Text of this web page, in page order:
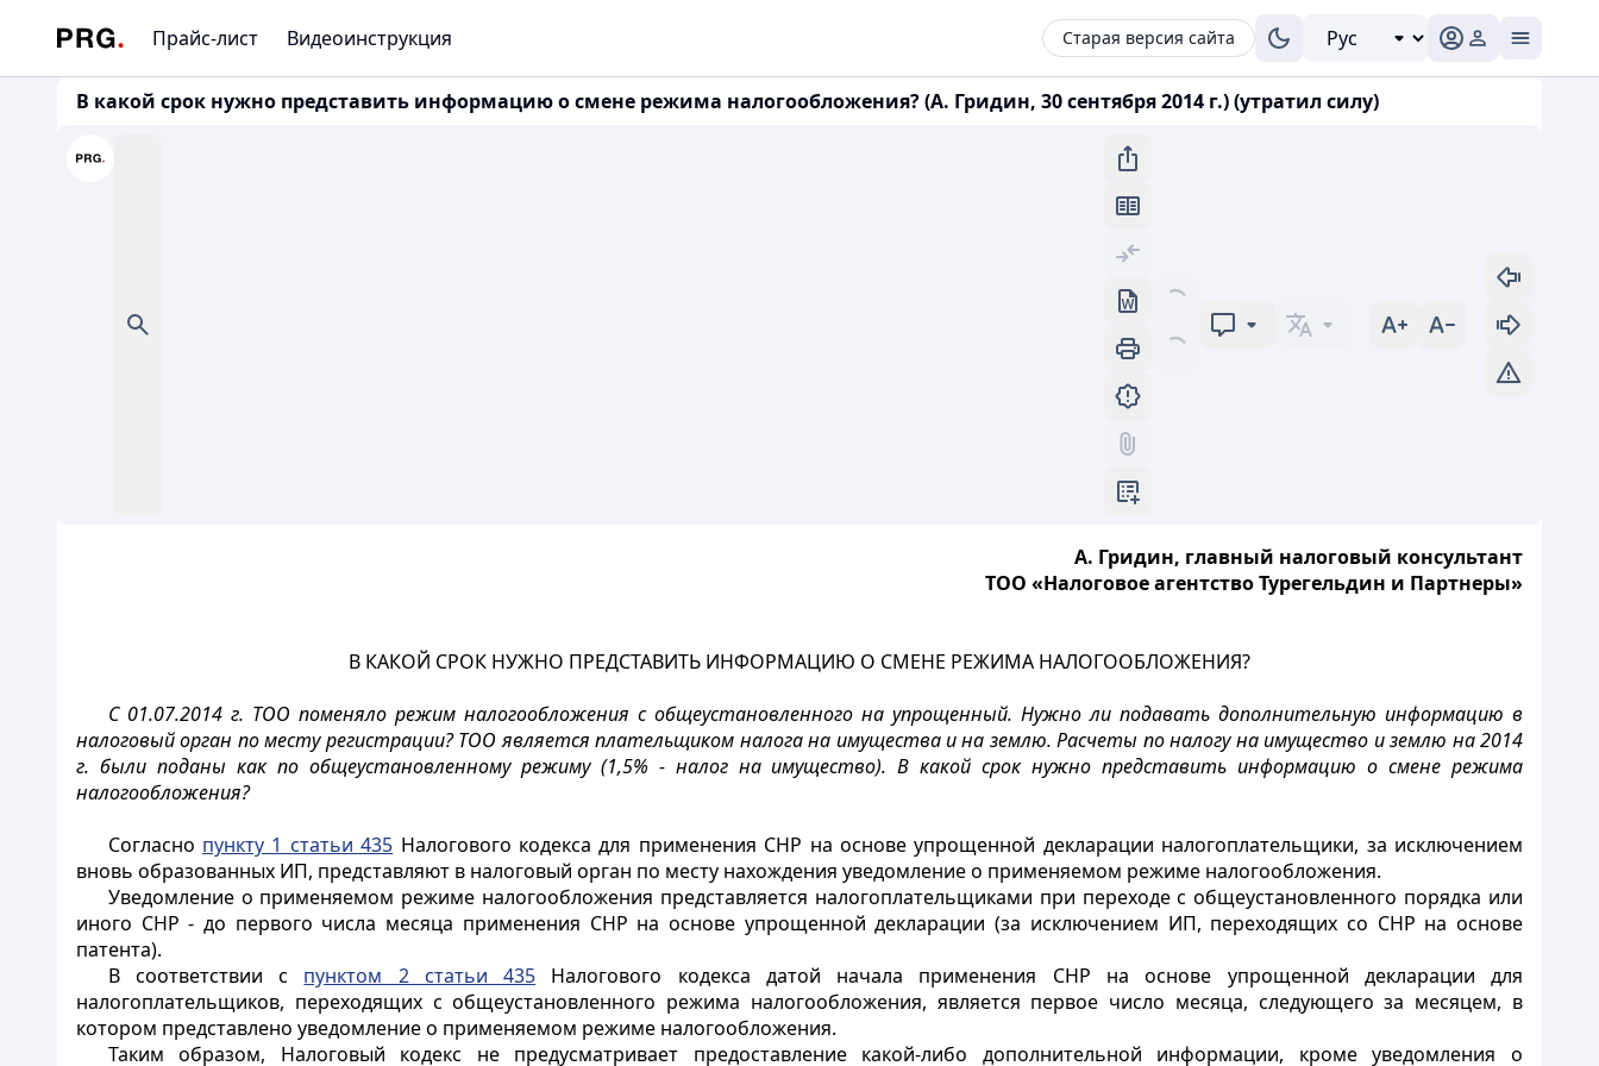
Прайс-лист Видеоинструкция Старая версия сайта
В какой срок нужно представить информацию о смене режима налогообложения? (А. Гридин, 30 сентября 2014 г.) (утратил силу)
А. Гридин, главный налоговый консультант
ТОО «Налоговое агентство Турегельдин и Партнеры»
В КАКОЙ СРОК НУЖНО ПРЕДСТАВИТЬ ИНФОРМАЦИЮ О СМЕНЕ РЕЖИМА НАЛОГООБЛОЖЕНИЯ?
С 01.07.2014 г. ТОО поменяло режим налогообложения с общеустановленного на упрощенный. Нужно ли подавать дополнительную информацию в
налоговый орган по месту регистрации? ТОО является плательщиком налога на имущества и на землю. Расчеты по налогу на имущество и землю на 2014
г. были поданы как по общеустановленному режиму (1,5% - налог на имущество). В какой срок нужно представить информацию о смене режима
налогообложения?
Согласно пункту 1 статьи 435 Налогового кодекса для применения СНР на основе упрощенной декларации налогоплательщики, за исключением
вновь образованных ИП, представляют в налоговый орган по месту нахождения уведомление о применяемом режиме налогообложения.
Уведомление о применяемом режиме налогообложения представляется налогоплательщиками при переходе с общеустановленного порядка или
иного СНР - до первого числа месяца применения СНР на основе упрощенной декларации (за исключением ИП, переходящих со СНР на основе
патента).
В соответствии с пунктом 2 статьи 435 Налогового кодекса датой начала применения СНР на основе упрощенной декларации для
налогоплательщиков, переходящих с общеустановленного режима налогообложения, является первое число месяца, следующего за месяцем, в
котором представлено уведомление о применяемом режиме налогообложения.
Таким образом, Налоговый кодекс не предусматривает предоставление какой-либо дополнительной информации, кроме уведомления о